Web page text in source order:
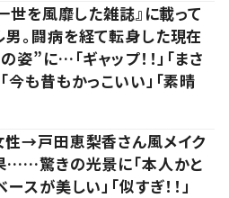
世を風靡した雑誌』に載って
男。闘病を経て転身した現在
姿”に…「ギャップ！！」「まさ
今も昔もかっこいい」「素晴
性→戸田恵梨香さん風メイク
……驚きの光景に「本人かと
ースが美しい」「似すぎ！！」